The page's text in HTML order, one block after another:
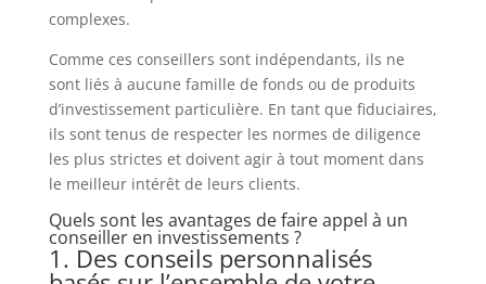
complexes.
Comme ces conseillers sont indépendants, ils ne
sont liés à aucune famille de fonds ou de produits
d’investissement particulière. En tant que fiduciaires,
ils sont tenus de respecter les normes de diligence
les plus strictes et doivent agir à tout moment dans
le meilleur intérêt de leurs clients.
Quels sont les avantages de faire appel à un
conseiller en investissements ?
1. Des conseils personnalisés